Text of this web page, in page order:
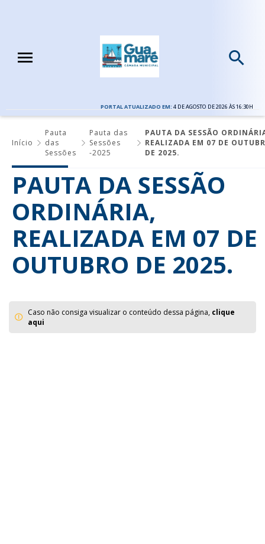
PORTAL ATUALIZADO EM: 4 DE AGOSTO DE 2026 ÀS 16:30H
Início
Pauta
das
Sessões
Pauta das
Sessões
-2025
PAUTA DA SESSÃO
REALIZADA EM 07 DE
DE 2025.
PAUTA DA SESSÃO
ORDINÁRIA,
REALIZADA EM 07 DE
OUTUBRO DE 2025.
Caso não consiga visualizar o conteúdo dessa página, clique
aqui